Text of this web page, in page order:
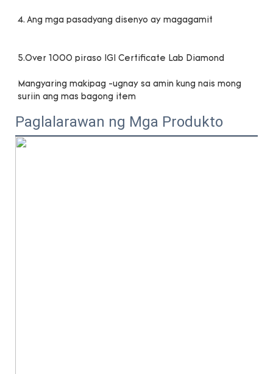
Mangyaring makipag -ugnay sa amin kung nais mong
Paglalarawan ng Mga Produkto